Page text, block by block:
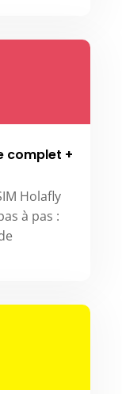
complet +
Holafly
à pas :